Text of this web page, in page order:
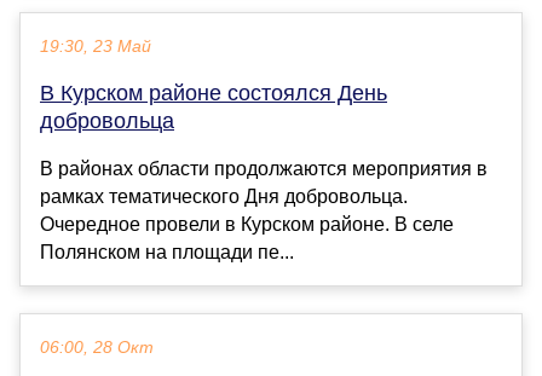
19:30, 23 Май
В Курском районе состоялся День
добровольца
В районах области продолжаются мероприятия в
рамках тематического Дня добровольца.
Очередное провели в Курском районе. В селе
Полянском на площади пе...
06:00, 28 Окт